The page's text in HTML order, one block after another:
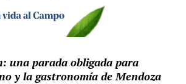
una parada obligada para
y la gastronomía de Mendoza